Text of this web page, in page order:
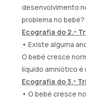
desenvolvimento
problema no
Ecografia do 2.º
• Existe alguma
O bebé cresce
líquido amniótico é
Ecografia do 3.º
• O bebé cresce